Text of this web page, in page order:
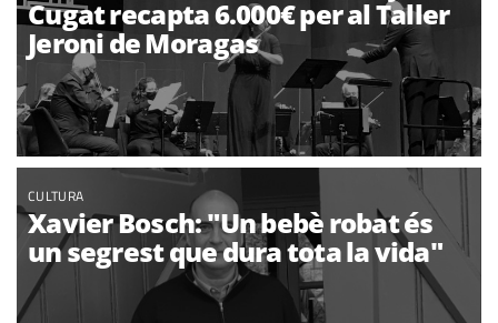
Cugat recapta 6.000€ per al Taller
Jeroni de Moragas
CULTURA
Xavier Bosch: "Un bebè robat és
un segrest que dura tota la vida"